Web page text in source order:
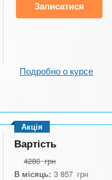
Записатися
Подробно о курсе
Акція
Вартість
4280 грн
В місяць: 3 857 грн